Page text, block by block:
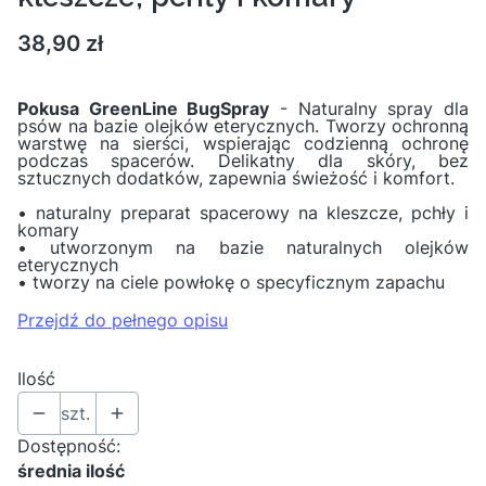
Cena
38,90 zł
Pokusa GreenLine BugSpray - Naturalny spray dla
psów na bazie olejków eterycznych. Tworzy ochronną
warstwę na sierści, wspierając codzienną ochronę
podczas spacerów. Delikatny dla skóry, bez
sztucznych dodatków, zapewnia świeżość i komfort.
• naturalny preparat spacerowy na kleszcze, pchły i
komary
• utworzonym na bazie naturalnych olejków
eterycznych
• tworzy na ciele powłokę o specyficznym zapachu
Przejdź do pełnego opisu
Ilość
szt.
Dostępność:
średnia ilość